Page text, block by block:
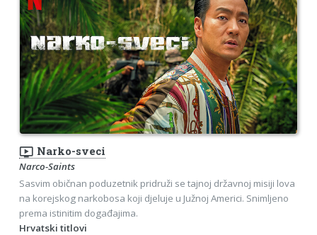
ondemand_video Narko-sveci
Narco-Saints
Sasvim običnan poduzetnik pridruži se tajnoj državnoj misiji lova
na korejskog narkobosa koji djeluje u Južnoj Americi. Snimljeno
prema istinitim događajima.
Hrvatski titlovi